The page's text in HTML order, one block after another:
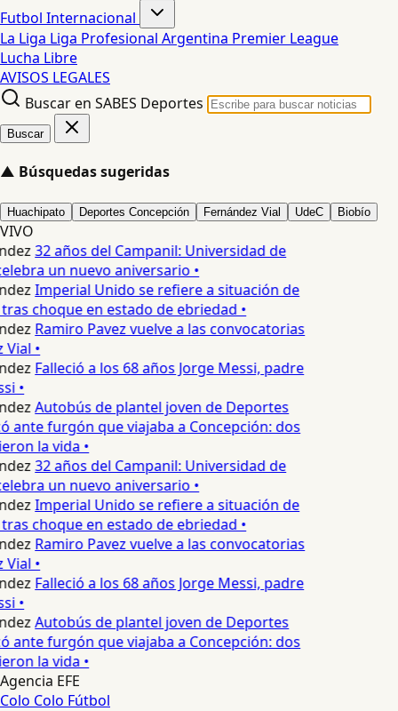
Futbol Internacional
La Liga Liga Profesional Argentina Premier League
Lucha Libre
AVISOS LEGALES
Buscar en SABES Deportes
Buscar
▲ Búsquedas sugeridas
Huachipato Deportes Concepción Fernández Vial UdeC Biobío
VIVO
32 años del Campanil: Universidad de
un nuevo aniversario •
Imperial Unido se refiere a situación de
choque en estado de ebriedad •
Ramiro Pavez vuelve a las convocatorias
•
Falleció a los 68 años Jorge Messi, padre
•
Autobús de plantel joven de Deportes
ante furgón que viajaba a Concepción: dos
la vida •
32 años del Campanil: Universidad de
un nuevo aniversario •
Imperial Unido se refiere a situación de
choque en estado de ebriedad •
Ramiro Pavez vuelve a las convocatorias
•
Falleció a los 68 años Jorge Messi, padre
•
Autobús de plantel joven de Deportes
ante furgón que viajaba a Concepción: dos
la vida •
Agencia EFE
Colo Colo Fútbol